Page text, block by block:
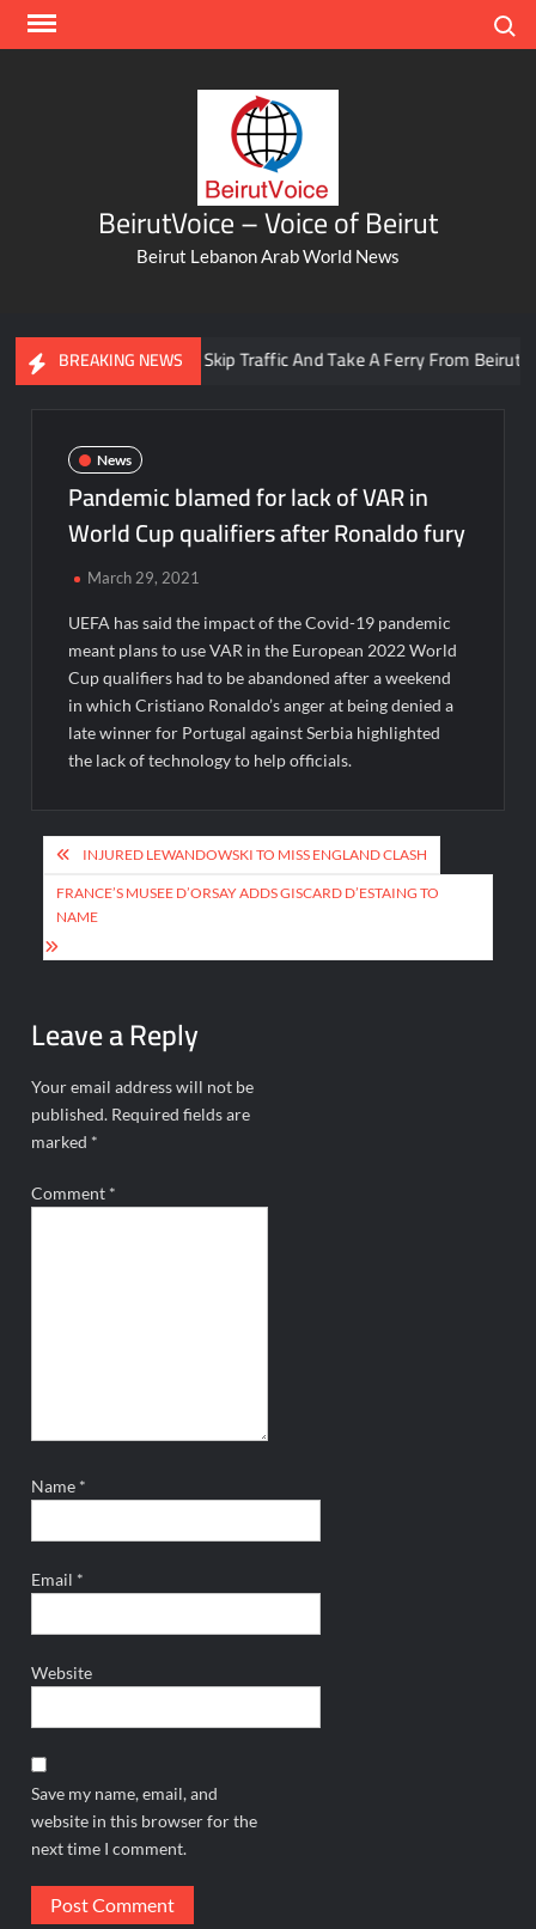
Skip
BeirutVoice – Voice of Beirut
Beirut Lebanon Arab World News
BREAKING NEWS
You Can Now Skip Traffic And Take A Ferry From Beirut To
News
Pandemic blamed for lack of VAR in
World Cup qualifiers after Ronaldo fury
March 29, 2021
UEFA has said the impact of the Covid-19 pandemic
meant plans to use VAR in the European 2022 World
Cup qualifiers had to be abandoned after a weekend
in which Cristiano Ronaldo’s anger at being denied a
late winner for Portugal against Serbia highlighted
the lack of technology to help officials.
Post
navigation
INJURED LEWANDOWSKI TO MISS ENGLAND CLASH
FRANCE’S MUSEE D’ORSAY ADDS GISCARD D’ESTAING TO
NAME
Leave a Reply
Your email address will not be
published. Required fields are
marked *
Comment *
Name *
Email *
Website
Save my name, email, and
website in this browser for the
next time I comment.